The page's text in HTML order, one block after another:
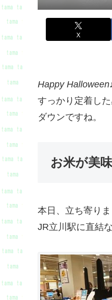
X
Happy
すっかり定着し
ダウンですね。
お米が美
本日、立ち寄りま
JR立川駅に直結